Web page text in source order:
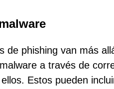
de phishing van más
a través de
Estos pueden